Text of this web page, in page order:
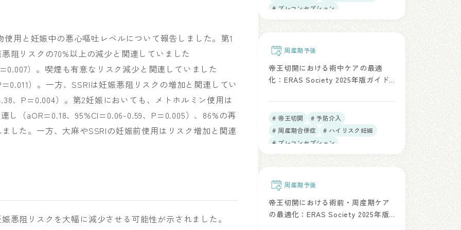
用と妊娠中の悪心嘔吐レベルについて報告しました。第1
阻リスクの70%以上の減少と関連していました
）。喫煙も有意なリスク減少と関連していました
）。一方、SSRIは妊娠悪阻リスクの増加と関連してい
、P=0.004）。第2妊娠においても、メトホルミン使用は
し（aOR=0.18、95%CI=0.06-0.59、P=0.005）、86%の再
した。一方、大麻やSSRIの妊娠前使用はリスク増加と関連
悪阻リスクを大幅に減少させる可能性が示されました。
# プレコンセプション
周産期予後
帝王切開における術中ケアの最適
化：ERAS Society 2025年版ガイド
Gynecol. 2026）
# 帝王切開
# 予防介入
# 周産期合併症
# ハイリスク妊娠
# プレコンセプション
周産期予後
帝王切開における術前・周産期ケア
の最適化：ERAS Society 2025年版